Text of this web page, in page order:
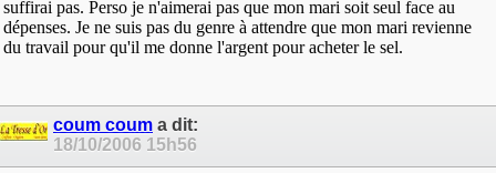
suffirai pas. Perso je n'aimerai pas que mon mari soit seul face au
dépenses. Je ne suis pas du genre à attendre que mon mari revienne
du travail pour qu'il me donne l'argent pour acheter le sel.
coum coum a dit:
18/10/2006 15h56